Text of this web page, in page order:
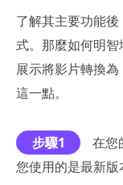
了解其主要功能
式。那麼如何明
展示將影片轉換
這一點。
步驟1
在您
您使用的是最新版